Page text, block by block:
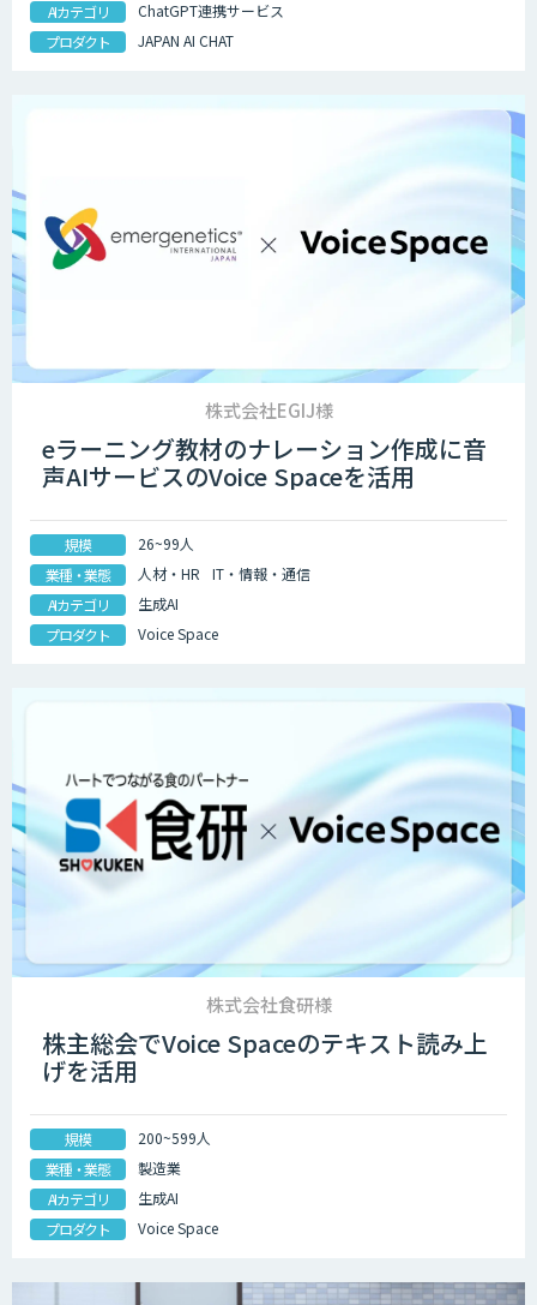
AIカテゴリ
ChatGPT連携サービス
プロダクト
JAPAN AI CHAT
株式会社EGIJ様
eラーニング教材のナレーション作成に音
声AIサービスのVoice Spaceを活用
規模
26~99人
業種・業態
人材・HR
IT・情報・通信
AIカテゴリ
生成AI
プロダクト
Voice Space
株式会社食研様
株主総会でVoice Spaceのテキスト読み上
げを活用
規模
200~599人
業種・業態
製造業
AIカテゴリ
生成AI
プロダクト
Voice Space